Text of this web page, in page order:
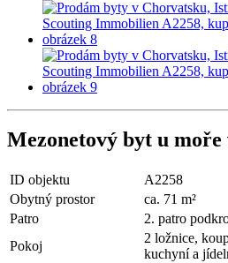
Mezonetový byt u
ID objektu
A2258
Obytný prostor
ca. 71 m²
Patro
2. patro
Pokoj
2 ložnice,
kuchyní a